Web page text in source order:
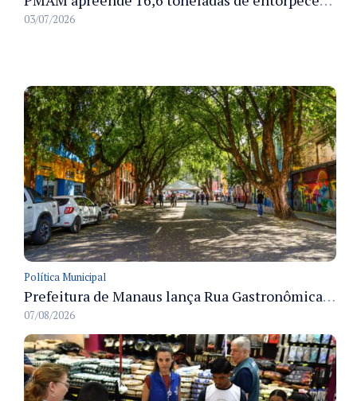
03/07/2026
Política Municipal
Prefeitura de Manaus lança Rua Gastronômica preservando as 17 árvores da Ferreira Pena no Centro
07/08/2026